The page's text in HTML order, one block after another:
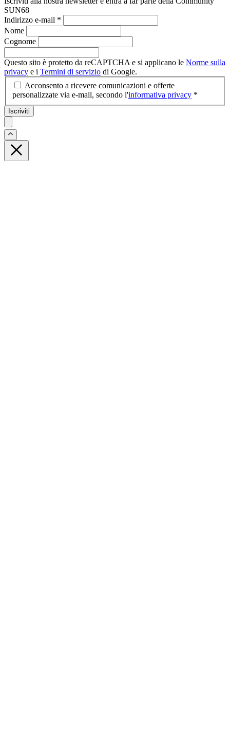
SUN68
Indirizzo e-mail *
Nome
Cognome
Questo sito è protetto da reCAPTCHA e si applicano le Norme sulla
privacy e i Termini di servizio di Google.
Acconsento a ricevere comunicazioni e offerte
personalizzate via e-mail, secondo l'informativa privacy *
Iscriviti